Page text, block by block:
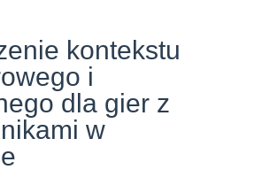
kontekstu
i
dla gier z
w